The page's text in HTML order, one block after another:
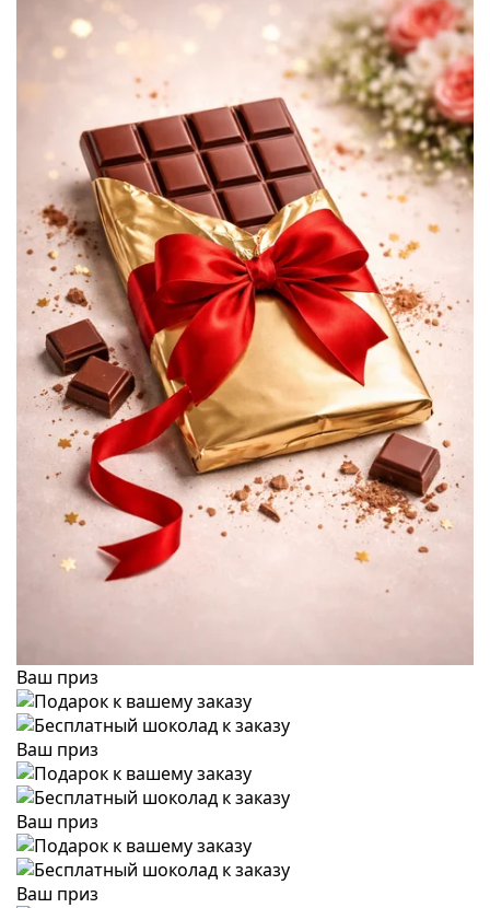
Ваш приз
Ваш приз
Ваш приз
Ваш приз